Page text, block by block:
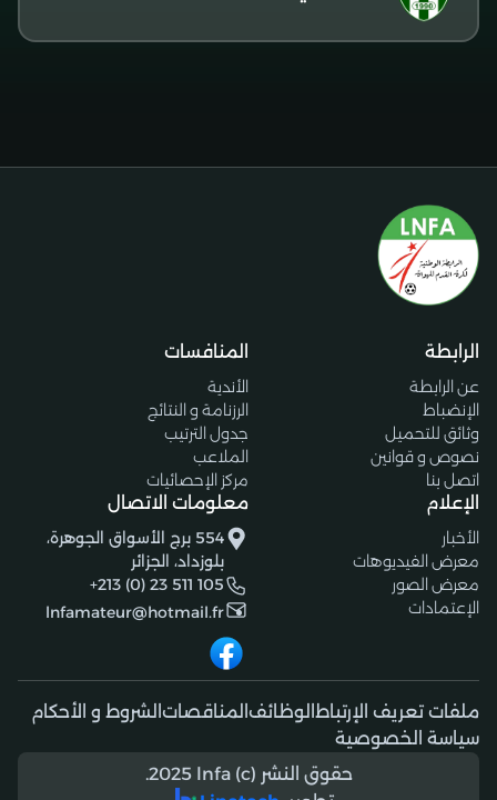
الرابطة
عن الرابطة
الإنضباط
وثائق للتحميل
نصوص و قوانين
اتصل بنا
المنافسات
الأندية
الرزنامة و النتائج
جدول الترتيب
الملاعب
مركز الإحصائيات
الإعلام
الأخبار
معرض الفيديوهات
معرض الصور
الإعتمادات
معلومات الاتصال
554 برج الأسواق الجوهرة،
بلوزداد، الجزائر
+213 (0) 23 511 105
lnfamateur@hotmail.fr
ملفات تعريف الإرتباط الوظائف المناقصات الشروط و الأحكام
سياسة الخصوصية
حقوق النشر (c) 2025 lnfa.